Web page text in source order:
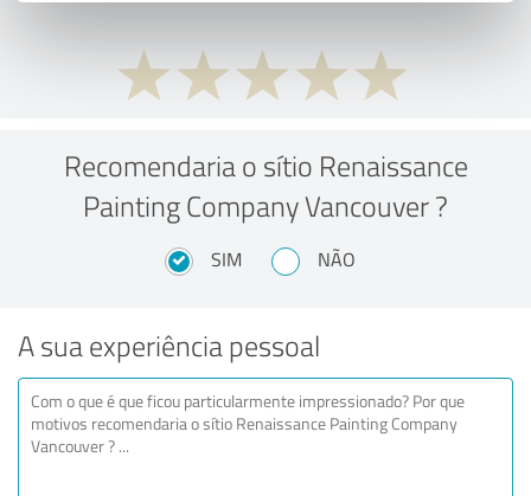
Recomendaria o sítio Renaissance
Painting Company Vancouver ?
SIM NÃO
A sua experiência pessoal